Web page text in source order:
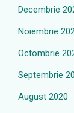
Decembrie
Noiembrie
Octombrie
Septembrie
August 2020